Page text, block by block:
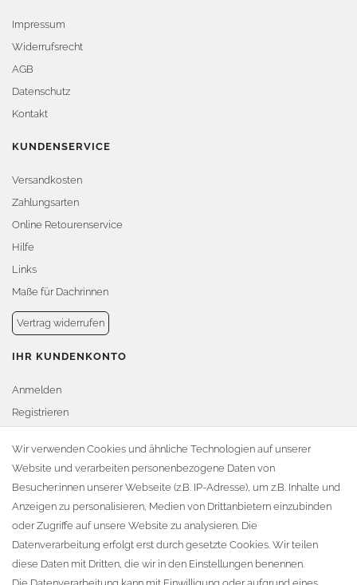
Impressum
Widerrufsrecht
AGB
Datenschutz
Kontakt
KUNDENSERVICE
Versandkosten
Zahlungsarten
Online Retourenservice
Hilfe
Links
Maße für Dachrinnen
Vertrag widerrufen
IHR KUNDENKONTO
Anmelden
Registrieren
Warenkorb
Zur Kasse
KONTAKT
Fa. Steffen Jost
Söbrigener Weg 50
D-01796 Pirna
Wir verwenden Cookies und ähnliche Technologien auf unserer
Website und verarbeiten personenbezogene Daten von
Besucher:innen unserer Webseite (z.B. IP-Adresse), um z.B. Inhalte und
Anzeigen zu personalisieren, Medien von Drittanbietern einzubinden
oder Zugriffe auf unsere Website zu analysieren. Die
Datenverarbeitung erfolgt erst durch gesetzte Cookies. Wir teilen
diese Daten mit Dritten, die wir in den Einstellungen benennen.